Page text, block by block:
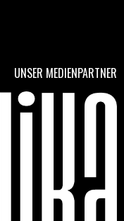
UNSER MEDIENPARTNER